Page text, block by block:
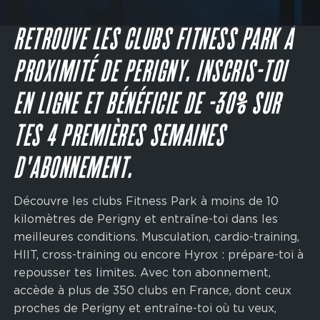
CTA
JE M'INSCRIS
RETROUVE LES CLUBS FITNESS PARK À
PROXIMITÉ DE PERIGNY. INSCRIS-TOI
EN LIGNE ET BÉNÉFICIE DE -30% SUR
TES 4 PREMIÈRES SEMAINES
D'ABONNEMENT.
Découvre les clubs Fitness Park à moins de 10
kilomètres de Perigny et entraîne-toi dans les
meilleures conditions. Musculation, cardio-training,
HIIT, cross-training ou encore Hyrox : prépare-toi à
repousser tes limites. Avec ton abonnement,
accède à plus de 350 clubs en France, dont ceux
proches de Perigny et entraîne-toi où tu veux,